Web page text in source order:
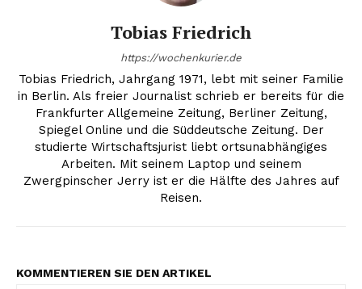
Tobias Friedrich
https://wochenkurier.de
Tobias Friedrich, Jahrgang 1971, lebt mit seiner Familie
in Berlin. Als freier Journalist schrieb er bereits für die
Frankfurter Allgemeine Zeitung, Berliner Zeitung,
Spiegel Online und die Süddeutsche Zeitung. Der
studierte Wirtschaftsjurist liebt ortsunabhängiges
Arbeiten. Mit seinem Laptop und seinem
Zwergpinscher Jerry ist er die Hälfte des Jahres auf
Reisen.
KOMMENTIEREN SIE DEN ARTIKEL